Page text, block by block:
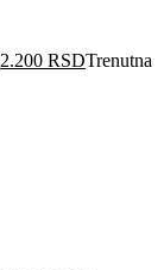
2.200 RSDTrenutna